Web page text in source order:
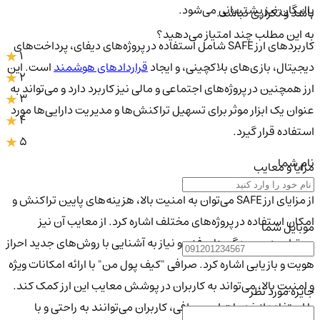
پالیگان نیز پشتیبانی می‌شود.
کاربردهای ارز SAFE شامل استفاده در پروژه‌های دیفای، پرداخت‌های
دیجیتال، بازی‌های بلاکچینی، و ایجادقراردادهای هوشمنداست. این
ارز همچنین در پروژه‌های اجتماعی و مالی نیز کاربرد دارد و می‌تواند به
عنوان یک ابزار موثر برای تسهیل تراکنش‌ها و مدیریت دارایی‌ها مورد
استفاده قرار گیرد.
مزایا و معایب
از مزایای ارز SAFE می‌توان به امنیت بالا، هزینه‌های پایین تراکنش و
امکان استفاده در پروژه‌های مختلف اشاره کرد. از معایب آن نیز
می‌توان به پیچیدگی‌های فنی و نیاز به آشنایی با روش‌های جدید احراز
هویت و بازیابی اشاره کرد. صرافی "کیف پول من" با ارائه امکانات ویژه
و امنیت بالا، می‌تواند به کاربران در پوشش معایب این ارز کمک کند.
با استفاده از خدمات این صرافی، کاربران می‌توانند به راحتی و با
باشد و تکراری نباشد.
به این مطلب چند امتیاز می‌دهید؟
1
2
3
4
5
نام شما
موبایل شما
جایزه مورد نظر